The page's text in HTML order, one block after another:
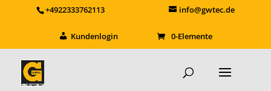
+4922333762113 info@gwtec.de
Kundenlogin 0-Elemente